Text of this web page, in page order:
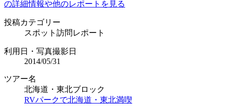
の詳細情報や他のレポートを見る
投稿カテゴリー
スポット訪問レポート
利用日・写真撮影日
2014/05/31
ツアー名
北海道・東北ブロック
RVパークで北海道・東北満喫